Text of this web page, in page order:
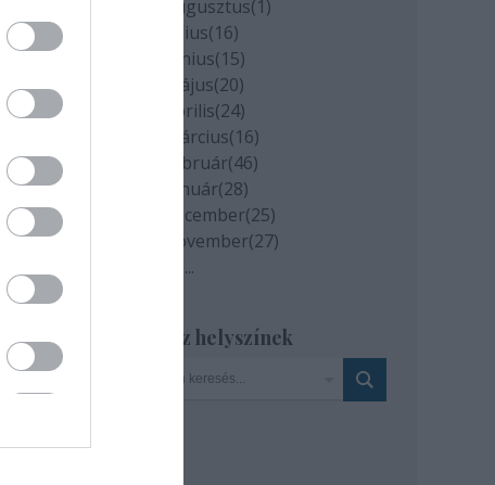
2020 augusztus(1)
2020 július(16)
2020 június(15)
2020 május(20)
2020 április(24)
2020 március(16)
2020 február(46)
2020 január(28)
2019 december(25)
2019 november(27)
...
Szinház helyszínek